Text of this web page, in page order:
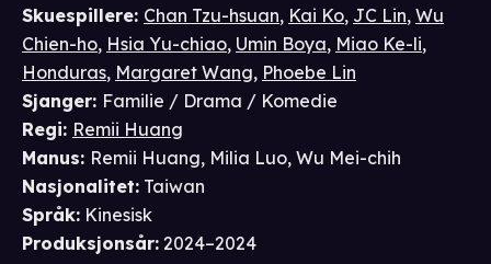
Skuespillere: Chan Tzu-hsuan, Kai Ko, JC Lin, Wu
Chien-ho, Hsia Yu-chiao, Umin Boya, Miao Ke-li,
Honduras, Margaret Wang, Phoebe Lin
Sjanger: Familie / Drama / Komedie
Regi: Remii Huang
Manus: Remii Huang, Milia Luo, Wu Mei-chih
Nasjonalitet: Taiwan
Språk: Kinesisk
Produksjonsår: 2024–2024